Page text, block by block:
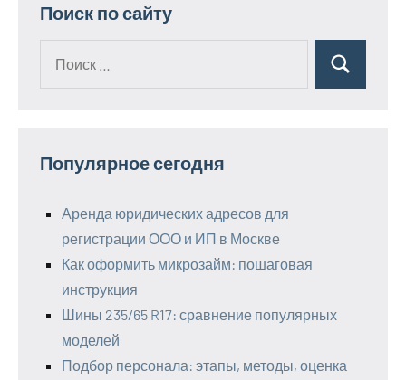
Поиск по сайту
Поиск
Популярное сегодня
Аренда юридических адресов для
регистрации ООО и ИП в Москве
Как оформить микрозайм: пошаговая
инструкция
Шины 235/65 R17: сравнение популярных
моделей
Подбор персонала: этапы, методы, оценка